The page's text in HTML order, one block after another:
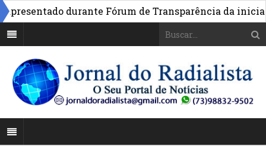
durante Fórum de Transparência da iniciativa